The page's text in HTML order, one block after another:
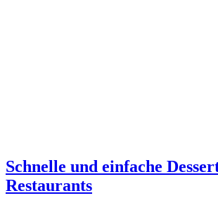
Schnelle und einfache
Restaurants